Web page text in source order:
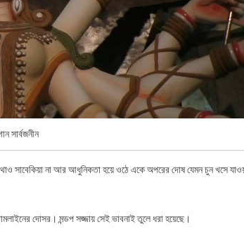
সার্বজনীন
সাবেকিয়া না আর আধুনিকতা হয়ে ওঠে একে অপরের দোষ যেমন চুন খসে
দোসর। মন্ডপ সজ্জায় সেই ভাবনাই তুলে ধরা হয়েছে।